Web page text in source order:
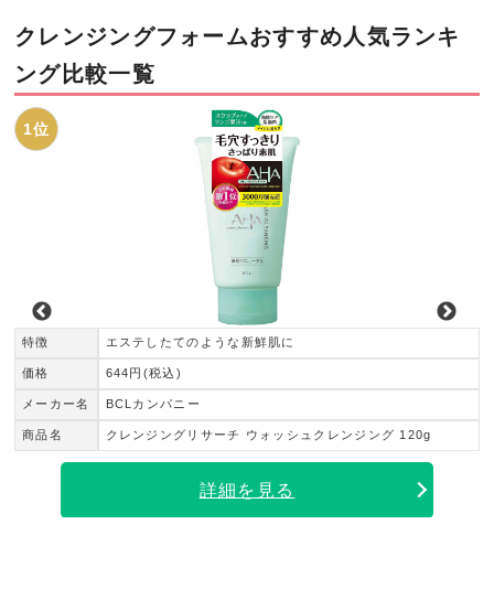
クレンジングフォームおすすめ人気ランキ
ング比較一覧
1位
特徴
価格
メーカー名
商品名
エステしたてのような新鮮肌に
644円(税込)
BCLカンパニー
クレンジングリサーチ ウォッシュクレンジング 120g
詳細を見る